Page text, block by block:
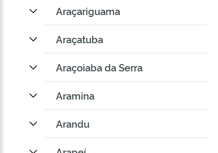
Araçariguama
Araçatuba
Araçoiaba da Serra
Aramina
Arandu